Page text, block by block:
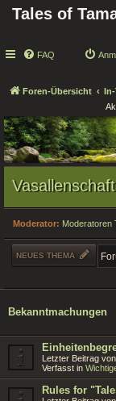
Tales of
FAQ
Foren-Übersicht
Moderator: Moderatoren
NEUES THEMA
Bekanntmachungen
Letzter Beitrag von
Verfasst in
Rules for